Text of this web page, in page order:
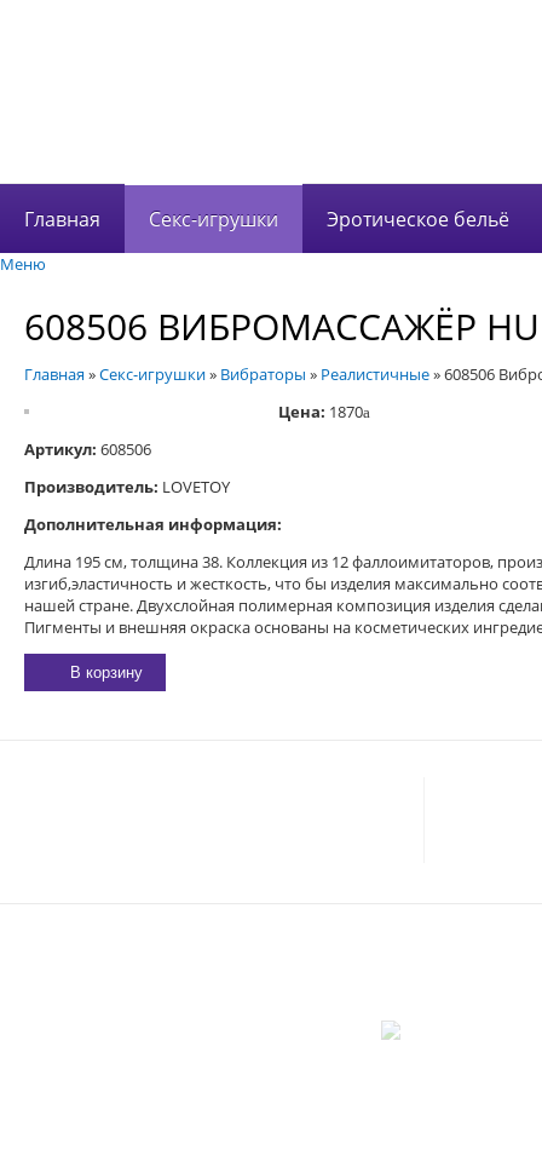
Главная Секс-игрушки Эротическое бельё
Меню
608506 ВИБРОМАССАЖЁР
Главная»Секс-игрушки» Вибраторы » Реалистичные»608506
Цена: 1870a
Артикул: 608506
Производитель: LOVETOY
Дополнительная информация:
Длина 195 см, толщина 38. Коллекция из 12 фаллоимитаторов,
изгиб,эластичность и жесткость, что бы изделия максимально
нашей стране. Двухслойная полимерная композиция изделия
Пигменты и внешняя окраска основаны на косметических
В корзину